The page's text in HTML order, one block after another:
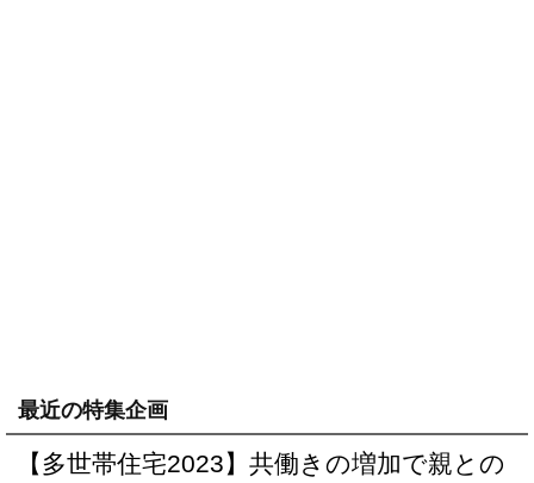
最近の特集企画
【多世帯住宅2023】共働きの増加で親との